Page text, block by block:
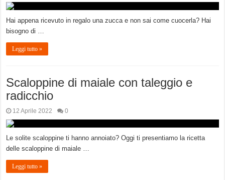
Hai appena ricevuto in regalo una zucca e non sai come cuocerla? Hai
bisogno di …
Leggi tutto »
Scaloppine di maiale con taleggio e
radicchio
12 Aprile 2022 0
Le solite scaloppine ti hanno annoiato? Oggi ti presentiamo la ricetta
delle scaloppine di maiale …
Leggi tutto »